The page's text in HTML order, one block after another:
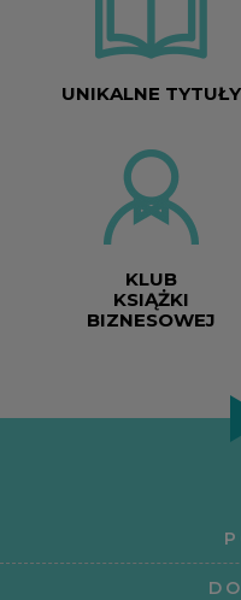
UNIKALNE TYTUŁY
KLUB
KSIĄŻKI
BIZNESOWEJ